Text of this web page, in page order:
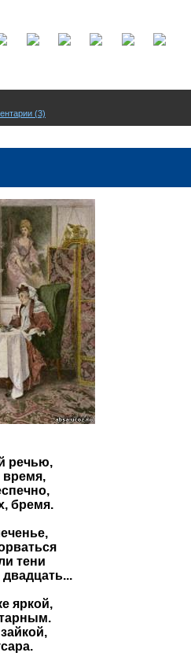
(3)
речью,
время,
бремя.
тени
яркой,